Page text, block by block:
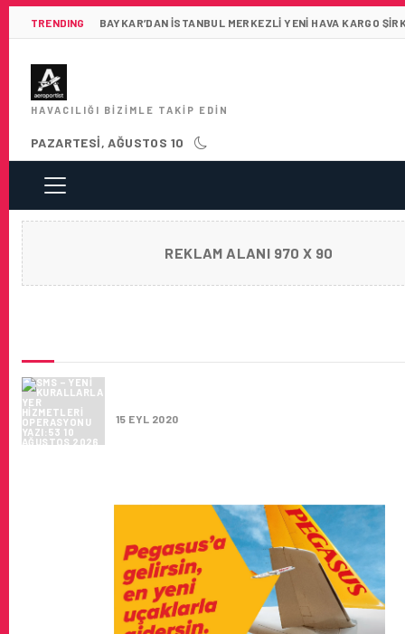
TRENDING BAYKAR’DAN İSTANBUL MERKEZLI YENI HAVA KARGO
HAVACILIĞI BIZIMLE TAKIP EDIN
PAZARTESI, AĞUSTOS 10
REKLAM ALANI 970 X 90
15 EYL 2020